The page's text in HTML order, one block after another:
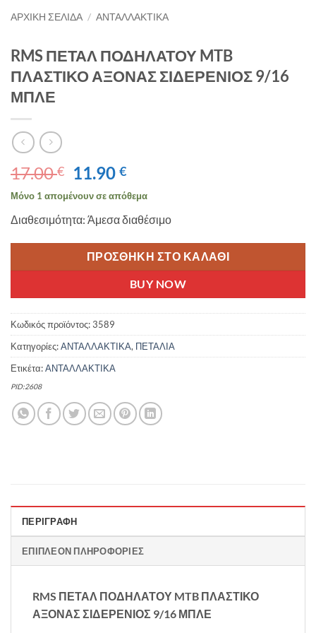
ΑΡΧΙΚΉ ΣΕΛΊΔΑ / ΑΝΤΑΛΛΑΚΤΙΚΑ
RMS ΠΕΤΑΛ ΠΟΔΗΛΑΤΟΥ MTB
ΠΛΑΣΤΙΚΟ ΑΞΟΝΑΣ ΣΙΔΕΡΕΝΙΟΣ 9/16
ΜΠΛΕ
17.00€
Original
price
was:
17.00 €.
11.90€Η
τρέχουσα
τιμή
είναι:
11.90 €.
Μόνο 1 απομένουν σε απόθεμα
Διαθεσιμότητα: Άμεσα διαθέσιμο
ΠΡΟΣΘΉΚΗ ΣΤΟ ΚΑΛΆΘΙ
BUY NOW
Κωδικός προϊόντος:3589
Κατηγορίες:ΑΝΤΑΛΛΑΚΤΙΚΑ, ΠΕΤΑΛΙΑ
Ετικέτα:ΑΝΤΑΛΛΑΚΤΙΚΑ
PID:2608
ΠΕΡΙΓΡΑΦΉ
ΕΠΙΠΛΈΟΝ ΠΛΗΡΟΦΟΡΊΕΣ
RMS ΠΕΤΑΛ ΠΟΔΗΛΑΤΟΥ MTB ΠΛΑΣΤΙΚΟ
ΑΞΟΝΑΣ ΣΙΔΕΡΕΝΙΟΣ 9/16 ΜΠΛΕ